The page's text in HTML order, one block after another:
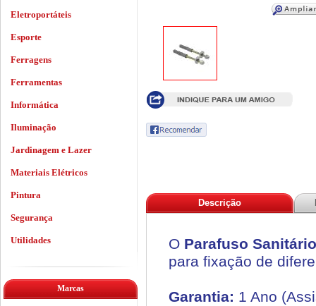
Descrição
O Parafuso
para fixação de
Garantia: 1 Ano
Eletroportáteis
Esporte
Ferragens
Ferramentas
Informática
Iluminação
Jardinagem e Lazer
Materiais Elétricos
Pintura
Segurança
Utilidades
Marcas